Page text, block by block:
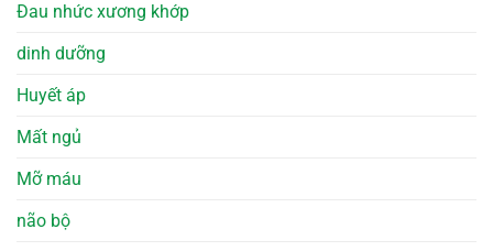
Đau nhức xương khớp
dinh dưỡng
Huyết áp
Mất ngủ
Mỡ máu
não bộ